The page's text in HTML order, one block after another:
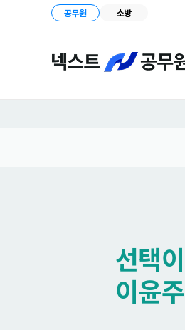
공무원 소방
선택
이윤